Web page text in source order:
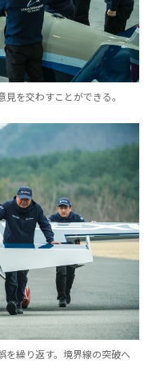
を交わすことができる。
を繰り返す。境界線の突破へ